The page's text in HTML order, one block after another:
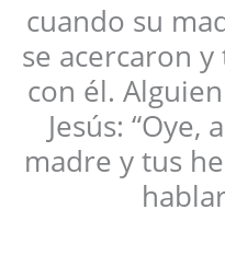
cuando su
se acercaron
con él.
Jesús:
madre y tus